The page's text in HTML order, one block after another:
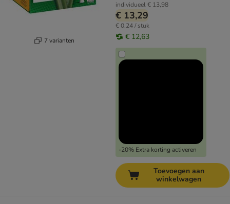
7 varianten
individueel€ 13,98
€ 13,29
€ 0,24 / stuk
€ 12,63
-20% Extra korting activeren
Toevoegen aan
winkelwagen